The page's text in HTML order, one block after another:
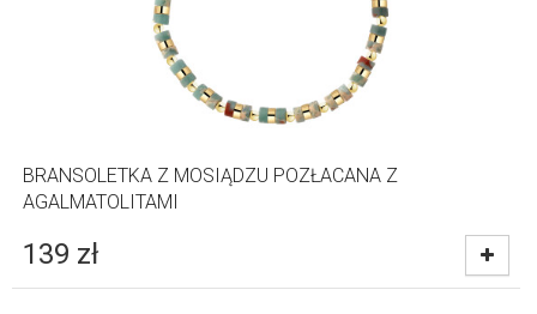
BRANSOLETKA Z MOSIĄDZU POZŁACANA Z
AGALMATOLITAMI
139 zł